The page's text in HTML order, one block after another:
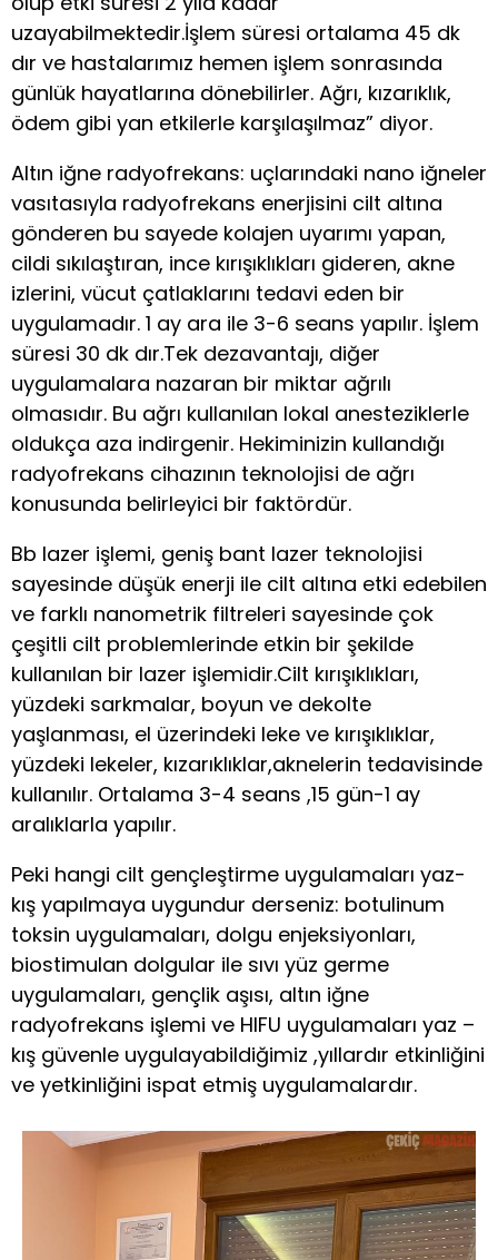
uzayabilmektedir.İşlem süresi ortalama 45 dk
dır ve hastalarımız hemen işlem sonrasında
günlük hayatlarına dönebilirler. Ağrı, kızarıklık,
ödem gibi yan etkilerle karşılaşılmaz” diyor.
Altın iğne radyofrekans: uçlarındaki nano iğneler
vasıtasıyla radyofrekans enerjisini cilt altına
gönderen bu sayede kolajen uyarımı yapan,
cildi sıkılaştıran, ince kırışıklıkları gideren, akne
izlerini, vücut çatlaklarını tedavi eden bir
uygulamadır. 1 ay ara ile 3-6 seans yapılır. İşlem
süresi 30 dk dır.Tek dezavantajı, diğer
uygulamalara nazaran bir miktar ağrılı
olmasıdır. Bu ağrı kullanılan lokal anesteziklerle
oldukça aza indirgenir. Hekiminizin kullandığı
radyofrekans cihazının teknolojisi de ağrı
konusunda belirleyici bir faktördür.
Bb lazer işlemi, geniş bant lazer teknolojisi
sayesinde düşük enerji ile cilt altına etki edebilen
ve farklı nanometrik filtreleri sayesinde çok
çeşitli cilt problemlerinde etkin bir şekilde
kullanılan bir lazer işlemidir.Cilt kırışıklıkları,
yüzdeki sarkmalar, boyun ve dekolte
yaşlanması, el üzerindeki leke ve kırışıklıklar,
yüzdeki lekeler, kızarıklıklar,aknelerin tedavisinde
kullanılır. Ortalama 3-4 seans ,15 gün-1 ay
aralıklarla yapılır.
Peki hangi cilt gençleştirme uygulamaları yaz-
kış yapılmaya uygundur derseniz: botulinum
toksin uygulamaları, dolgu enjeksiyonları,
biostimulan dolgular ile sıvı yüz germe
uygulamaları, gençlik aşısı, altın iğne
radyofrekans işlemi ve HIFU uygulamaları yaz –
kış güvenle uygulayabildiğimiz ,yıllardır etkinliğini
ve yetkinliğini ispat etmiş uygulamalardır.